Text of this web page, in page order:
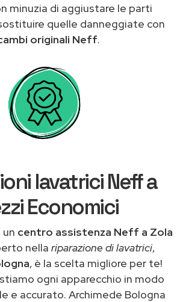
minuzia di aggiustare le parti
quelle danneggiate con
originali Neff.
lavatrici Neff a
Economici
centro assistenza Neff a Zola
nella riparazione di lavatrici,
, è la scelta migliore per te!
ogni apparecchio in modo
e accurato. Archimede Bologna